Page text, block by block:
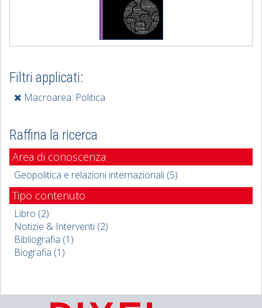
Filtri applicati:
Macroarea: Politica
Raffina la ricerca
Area di conoscenza
Geopolitica e relazioni internazionali (5)
Tipo contenuto
Libro (2)
Notizie & Interventi (2)
Bibliografia (1)
Biografia (1)